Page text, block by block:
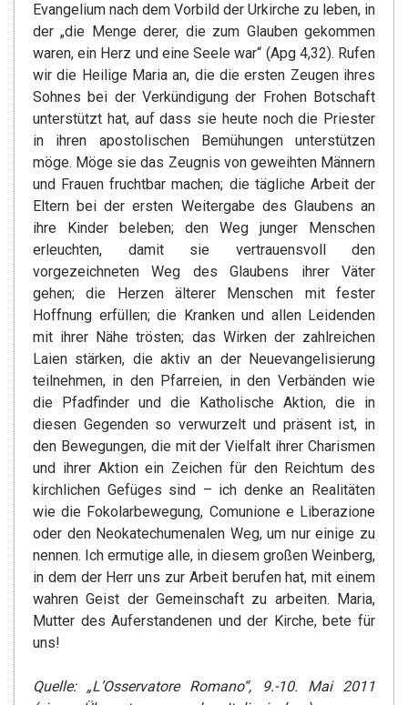
Evangelium nach dem Vorbild der Urkirche zu leben, in
der „die Menge derer, die zum Glauben gekommen
waren, ein Herz und eine Seele war“ (Apg 4,32). Rufen
wir die Heilige Maria an, die die ersten Zeugen ihres
Sohnes bei der Verkündigung der Frohen Botschaft
unterstützt hat, auf dass sie heute noch die Priester
in ihren apostolischen Bemühungen unterstützen
möge. Möge sie das Zeugnis von geweihten Männern
und Frauen fruchtbar machen; die tägliche Arbeit der
Eltern bei der ersten Weitergabe des Glaubens an
ihre Kinder beleben; den Weg junger Menschen
erleuchten, damit sie vertrauensvoll den
vorgezeichneten Weg des Glaubens ihrer Väter
gehen; die Herzen älterer Menschen mit fester
Hoffnung erfüllen; die Kranken und allen Leidenden
mit ihrer Nähe trösten; das Wirken der zahlreichen
Laien stärken, die aktiv an der Neuevangelisierung
teilnehmen, in den Pfarreien, in den Verbänden wie
die Pfadfinder und die Katholische Aktion, die in
diesen Gegenden so verwurzelt und präsent ist, in
den Bewegungen, die mit der Vielfalt ihrer Charismen
und ihrer Aktion ein Zeichen für den Reichtum des
kirchlichen Gefüges sind – ich denke an Realitäten
wie die Fokolarbewegung, Comunione e Liberazione
oder den Neokatechumenalen Weg, um nur einige zu
nennen. Ich ermutige alle, in diesem großen Weinberg,
in dem der Herr uns zur Arbeit berufen hat, mit einem
wahren Geist der Gemeinschaft zu arbeiten. Maria,
Mutter des Auferstandenen und der Kirche, bete für
uns!
Quelle: „L’Osservatore Romano“, 9.-10. Mai 2011